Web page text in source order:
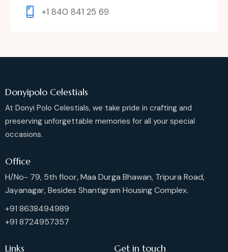
+1 840 841 25 69
Donyipolo Celestials
At Donyi Polo Celestials, we take pride in crafting and
preserving unforgettable memories for all your special
occasions.
Office
H/No- 79, 5th floor, Maa Durga Bhawan, Tripura Road,
Jayanagar, Besides Shantigram Housing Complex.
+91 8638494989
+91 8724957357
Links Get in touch